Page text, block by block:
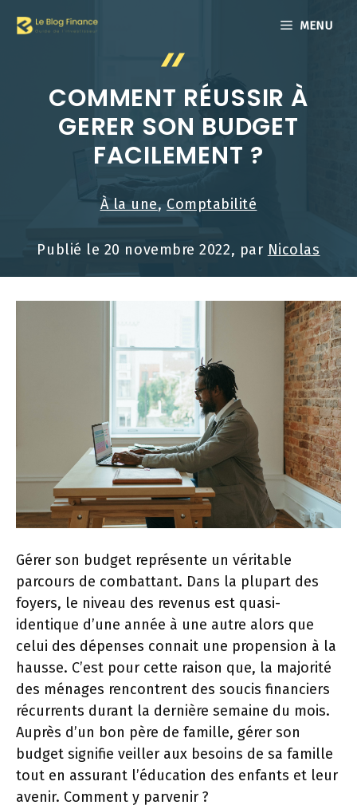
MENU
COMMENT RÉUSSIR À
GERER SON BUDGET
FACILEMENT ?
À la une, Comptabilité
Publié le 20 novembre 2022, par Nicolas
Gérer son budget représente un véritable
parcours de combattant. Dans la plupart des
foyers, le niveau des revenus est quasi-
identique d’une année à une autre alors que
celui des dépenses connait une propension à la
hausse. C’est pour cette raison que, la majorité
des ménages rencontrent des soucis financiers
récurrents durant la dernière semaine du mois.
Auprès d’un bon père de famille, gérer son
budget signifie veiller aux besoins de sa famille
tout en assurant l’éducation des enfants et leur
avenir. Comment y parvenir ?